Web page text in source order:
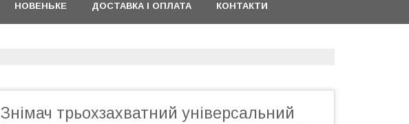
НОВЕНЬКЕ ДОСТАВКА І ОПЛАТА КОНТАКТИ
Знімач трьохзахватний універсальний